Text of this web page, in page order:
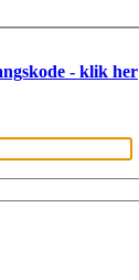
- klik her